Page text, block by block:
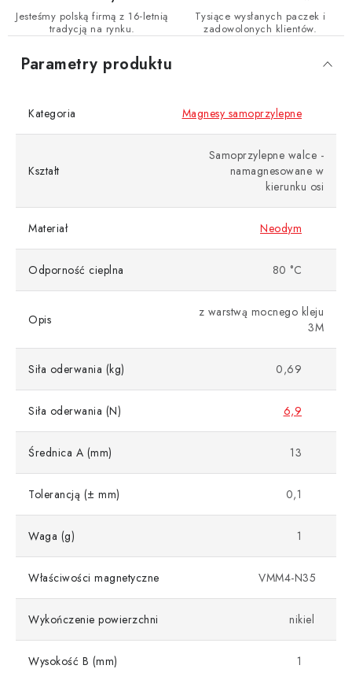
Jesteśmy polską firmą z 16-letnią
tradycją na rynku.
Tysiące wysłanych paczek i
zadowolonych klientów.
Parametry produktu
Kategoria Magnesy samoprzylepne
Kształt
Samoprzylepne walce -
namagnesowane w
kierunku osi
Materiał Neodym
Odporność cieplna 80 °C
Opis
z warstwą mocnego kleju
3M
Siła oderwania (kg) 0,69
Siła oderwania (N) 6,9
Średnica A (mm) 13
Tolerancją (± mm) 0,1
Waga (g) 1
Właściwości magnetyczne VMM4-N35
Wykończenie powierzchni nikiel
Wysokość B (mm) 1